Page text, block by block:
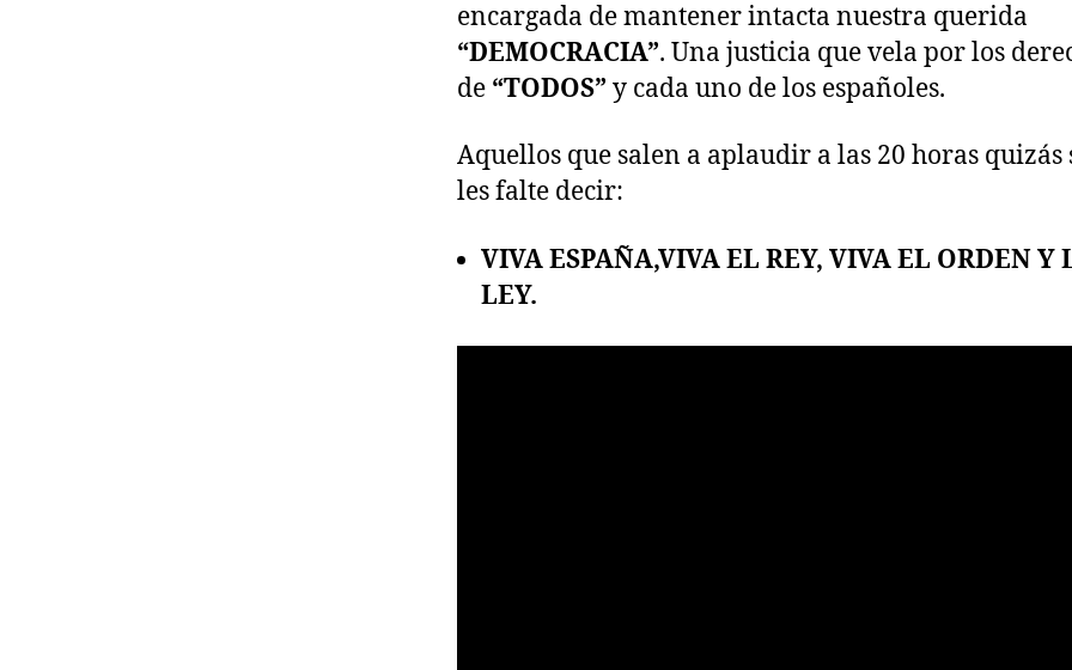
encargada de mantener intacta nuestra querida
“DEMOCRACIA”. Una justicia que vela por los
de “TODOS” y cada uno de los españoles.
Aquellos que salen a aplaudir a las 20 horas quizás
les falte decir:
VIVA ESPAÑA,VIVA EL REY, VIVA EL ORDEN Y
LEY.